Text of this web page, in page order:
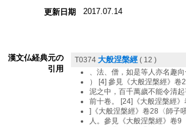
更新日期 2017.07.14
漢文仏経典元の
引用
T0374 大般涅槃經( 12 )
、法、僧，如是等人亦名趣
） [4] 參見《大般涅槃經》卷
泥之中，百千萬歲不能令清
前十卷。 [24]《大般涅槃經》
]《大般涅槃經》卷28〈師子
人。參見《大般涅槃經》卷9